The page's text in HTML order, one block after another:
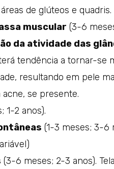
de glúteos e quadris.
muscular (3-6
da atividade das
tendência a tornar-se
resultando em pele
se presente.
1-2 anos).
(1-3 meses; 3-6
(3-6 meses; 2-3 anos).